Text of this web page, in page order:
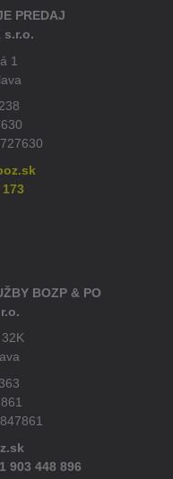
PREDAJ
s.r.o.
1
BOZP & PO
903 448 896